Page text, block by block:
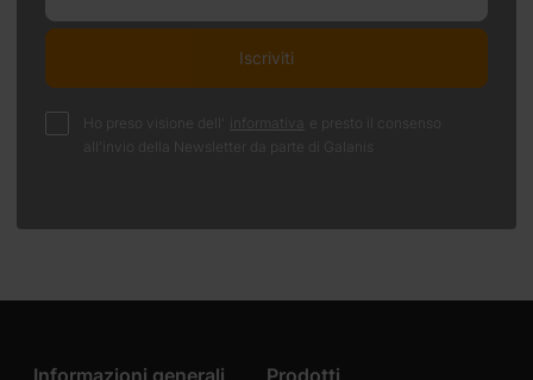
Iscriviti
Ho preso visione dell' informativa
e presto il consenso
all'invio della Newsletter da parte di Galanis
Informazioni generali Prodotti